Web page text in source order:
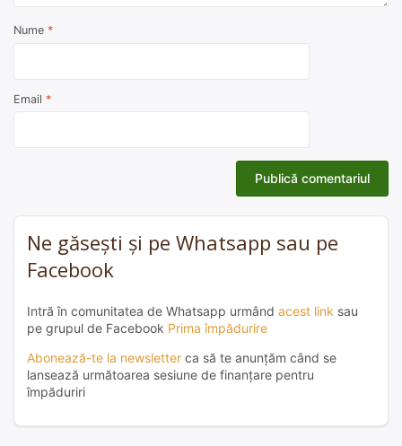
Nume *
Email *
Ne găsești și pe Whatsapp sau pe
Facebook
Intră în comunitatea de Whatsapp urmând acest link sau
pe grupul de Facebook Prima împădurire
Abonează-te la newsletter ca să te anunțăm când se
lansează următoarea sesiune de finanțare pentru
împăduriri